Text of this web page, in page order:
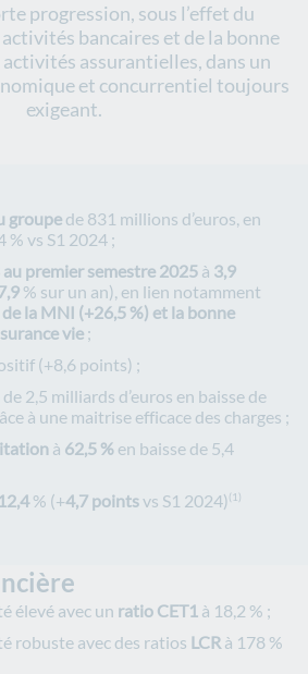
progression, sous l’effet du
bancaires et de la bonne
assurantielles, dans un
et concurrentiel toujours
exigeant.
groupe de 831 millions d’euros, en
% vs S1 2024 ;
premier semestre 2025 à 3,9
% sur un an), en lien notamment
la MNI (+26,5 %) et la bonne
vie ;
(+8,6 points) ;
de 2,5 milliards d’euros en baisse de
à une maitrise efficace des charges ;
à 62,5 % en baisse de 5,4
12,4% (+4,7 pointsvs S1 2024)(1)
élevé avec un ratio CET1 à 18,2 % ;
robuste avec des ratios LCR à 178 %